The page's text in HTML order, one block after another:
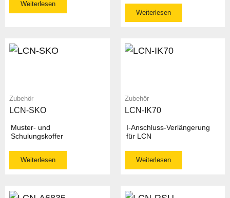
Weiterlesen
Weiterlesen
Zubehör
LCN-SKO
Muster- und
Schulungskoffer
Weiterlesen
Zubehör
LCN-IK70
I-Anschluss-Verlängerung
für LCN
Weiterlesen